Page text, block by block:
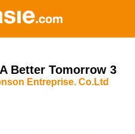
Better Tomorrow 3
Entreprise. Co.Ltd